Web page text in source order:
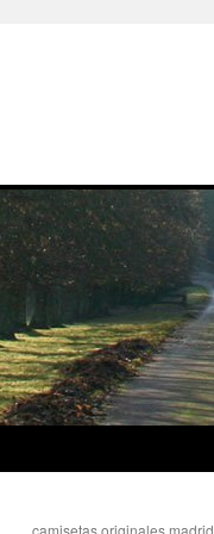
camisetas originales madrid